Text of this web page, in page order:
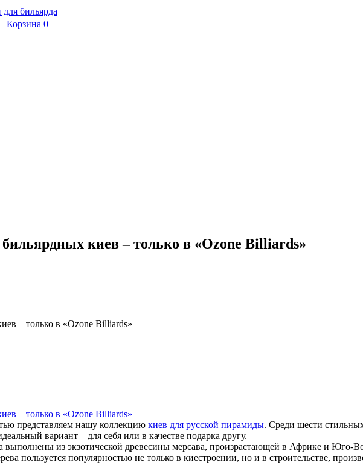
Корзина 0
киев – только в «Ozone Billiards»
– только в «Ozone Billiards»
представляем нашу коллекцию киев для русской пирамиды. Среди шести
вариант – для себя или в качестве подарка другу.
выполнены из экзотической древесины мерсава, произрастающей в Африке и Юго-
пользуется популярностью не только в киестроении, но и в строительстве,